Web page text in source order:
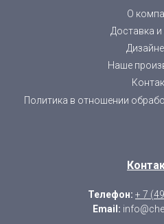
О
Доставка
Наше
Политика в отношении
Телефон: + 7
Email: